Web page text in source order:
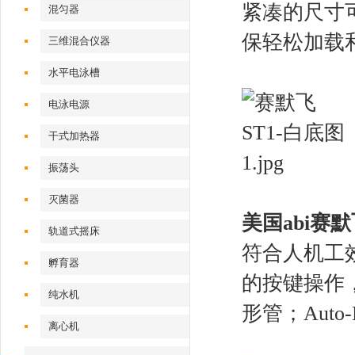
混匀器
三维混合仪器
水平电泳槽
电泳电源
干式加热器
振荡头
灭菌器
轨道式摇床
孵育器
纯水机
离心机
紧凑的尺寸
保轻松加载
美国abi赛
符合人机工
的按键操作
形管；